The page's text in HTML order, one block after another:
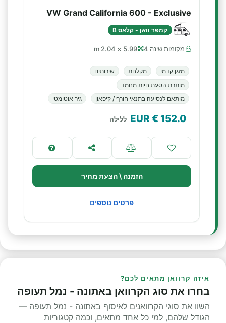
VW Grand California 600 - Exclusive
קמפר וואן - קלאס B
מקומות שינה 4 5.99 × 2.04 m
מזגן קדמי מקלחת
שירותים
מותרת הסעת חיות מחמד
מותאם לנסיעה בתנאי חורף / קיפאון
גיר אוטומטי
152.0
€ EUR ללילה
הזמנה \ הצעת מחיר
פרטים נוספים
איזה קרוואן מתאים לכם?
בחרו את סוג הקרוואן באתונה - נמל תעופה
השוו את סוגי הקרוואנים לאיסוף באתונה - נמל תעופה —
הגודל שלהם, למי כל אחד מתאים, וכמה קטגוריות